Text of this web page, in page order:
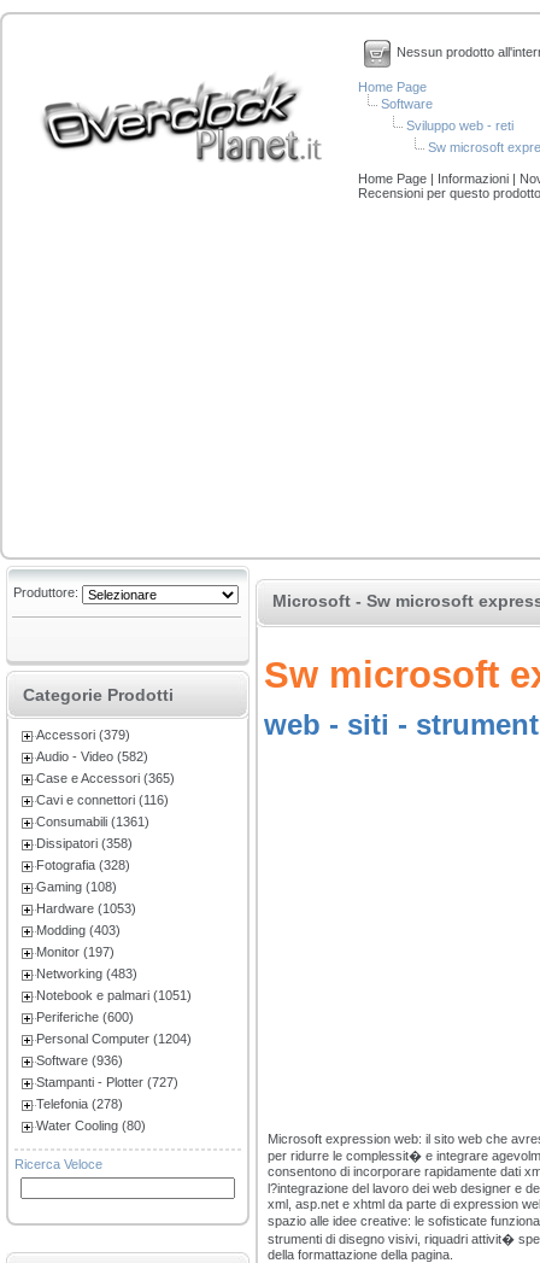
Nessun prodotto
Home Page
Software
Sviluppo web - reti
Sw microsoft
Home Page | Informazioni |
Recensioni per questo
Produttore:
Categorie Prodotti
Accessori (379)
Audio - Video (582)
Case e Accessori (365)
Cavi e connettori (116)
Consumabili (1361)
Dissipatori (358)
Fotografia (328)
Gaming (108)
Hardware (1053)
Modding (403)
Monitor (197)
Networking (483)
Notebook e palmari (1051)
Periferiche (600)
Personal Computer (1204)
Software (936)
Stampanti - Plotter (727)
Telefonia (278)
Water Cooling (80)
Ricerca Veloce
Microsoft - Sw microsoft
Sw microsoft
web - siti -
Microsoft expression web: il sito web che
per ridurre le complessit� e integrare
consentono di incorporare rapidamente dati
l?integrazione del lavoro dei web designer e
xml, asp.net e xhtml da parte di expression
spazio alle idee creative: le sofisticate
strumenti di disegno visivi, riquadri attivit�
della formattazione della pagina.